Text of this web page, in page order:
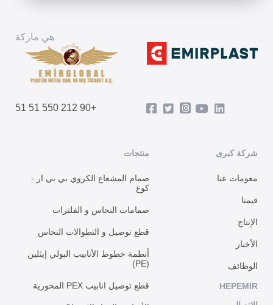
هي ماركة
+90 212 550 51 51
شركة كبرى
معومات عنا
قيمنا
الإنتاج
الأخبار
الوظائف
HEPEMIR
منتجات
صمام المشعاع الكروي بي بي ار -
كوع
صمامات النحاس و الفلترات
قطع توصيل و التطوالات النحاس
أنطمة خطوط الأنابيب البولي إيثلين
(PE)
قطع توصيل انابيب PEX المحورية